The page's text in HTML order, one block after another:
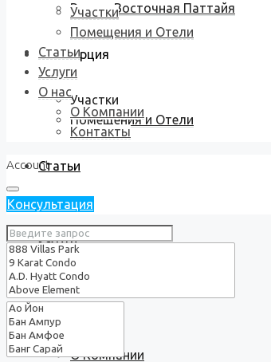
Виллы Восточная Паттайя
Коммерция
Участки
Помещения и Отели
Статьи
Услуги
О нас
О Компании
Участки
Помещения и Отели
Статьи
Услуги
О нас
О Компании
Контакты
Account
Консультация